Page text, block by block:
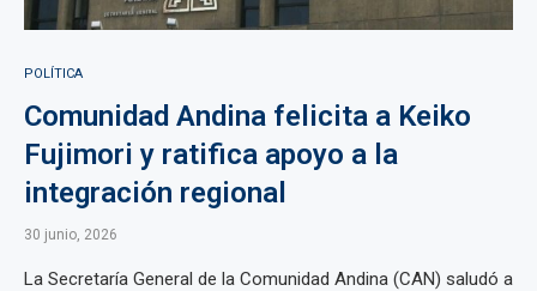
POLÍTICA
Comunidad Andina felicita a Keiko
Fujimori y ratifica apoyo a la
integración regional
30 junio, 2026
La Secretaría General de la Comunidad Andina (CAN) saludó a